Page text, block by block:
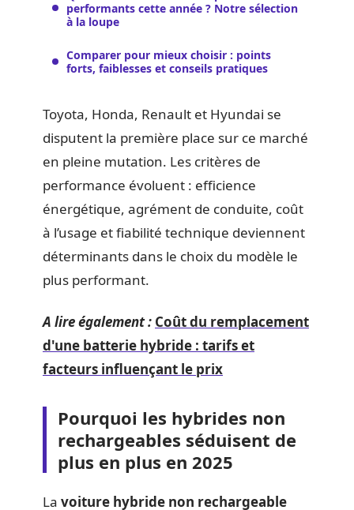
performants cette année ? Notre sélection
à la loupe
Comparer pour mieux choisir : points
forts, faiblesses et conseils pratiques
Toyota, Honda, Renault et Hyundai se
disputent la première place sur ce marché
en pleine mutation. Les critères de
performance évoluent : efficience
énergétique, agrément de conduite, coût
à l’usage et fiabilité technique deviennent
déterminants dans le choix du modèle le
plus performant.
A lire également : Coût du remplacement
d'une batterie hybride : tarifs et
facteurs influençant le prix
Pourquoi les hybrides non
rechargeables séduisent de
plus en plus en 2025
La voiture hybride non rechargeable